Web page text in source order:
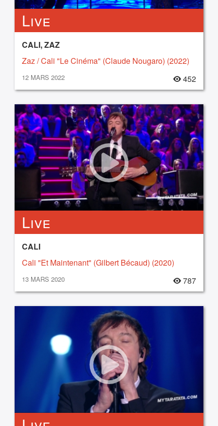
Live
CALI, ZAZ
Zaz / Cali "Le Cinéma" (Claude Nougaro) (2022)
12 MARS 2022 452
Live
CALI
Cali "Et Maintenant" (Gilbert Bécaud) (2020)
13 MARS 2020 787